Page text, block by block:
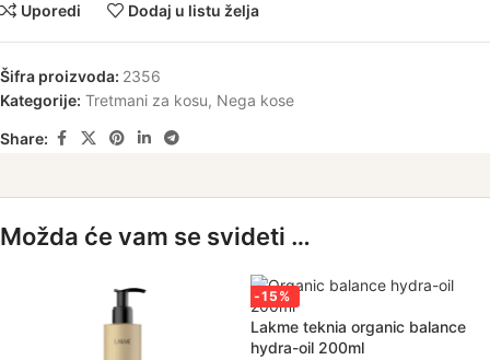
Uporedi Dodaj u listu želja
Šifra proizvoda: 2356
Kategorije: Tretmani za kosu, Nega kose
Share:
Možda će vam se svideti …
-15%
Lakme teknia organic balance
hydra-oil 200ml